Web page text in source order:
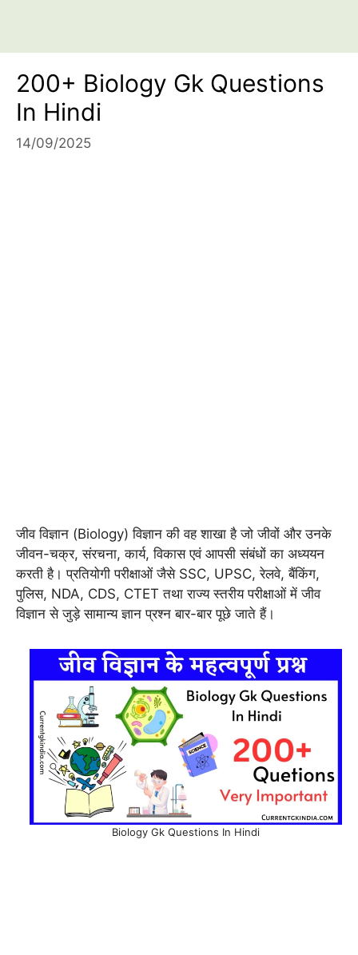
200+ Biology Gk Questions
In Hindi
14/09/2025
जीव विज्ञान (Biology) विज्ञान की वह शाखा है जो जीवों और उनके
जीवन-चक्र, संरचना, कार्य, विकास एवं आपसी संबंधों का अध्ययन
करती है। प्रतियोगी परीक्षाओं जैसे SSC, UPSC, रेलवे, बैंकिंग,
पुलिस, NDA, CDS, CTET तथा राज्य स्तरीय परीक्षाओं में जीव
विज्ञान से जुड़े सामान्य ज्ञान प्रश्न बार-बार पूछे जाते हैं।
Biology Gk Questions In Hindi